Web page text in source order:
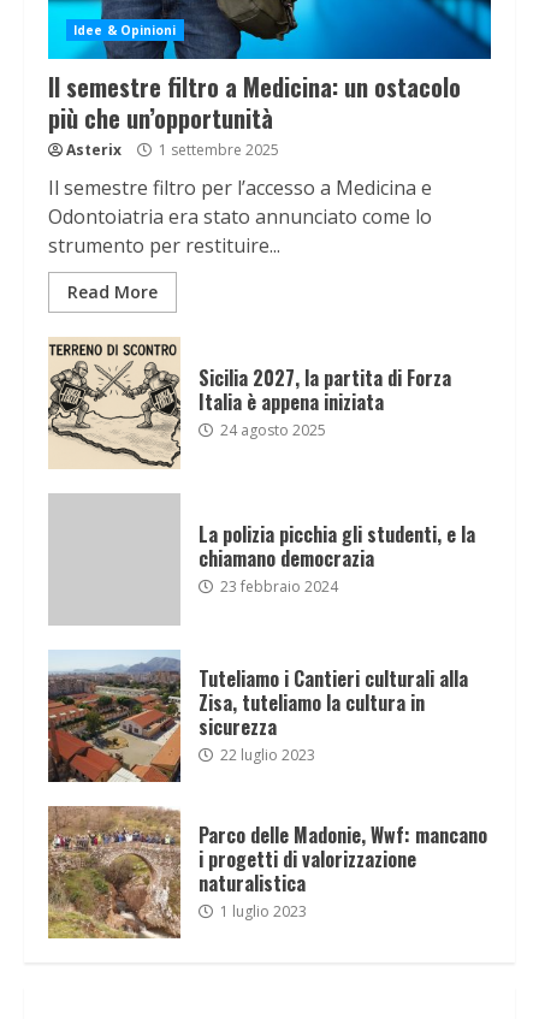
Idee & Opinioni
Il semestre filtro a Medicina: un ostacolo
più che un’opportunità
Asterix 1 settembre 2025
Il semestre filtro per l’accesso a Medicina e
Odontoiatria era stato annunciato come lo
strumento per restituire...
Read More
Sicilia 2027, la partita di Forza
Italia è appena iniziata
24 agosto 2025
La polizia picchia gli studenti, e la
chiamano democrazia
23 febbraio 2024
Tuteliamo i Cantieri culturali alla
Zisa, tuteliamo la cultura in
sicurezza
22 luglio 2023
Parco delle Madonie, Wwf: mancano
i progetti di valorizzazione
naturalistica
1 luglio 2023